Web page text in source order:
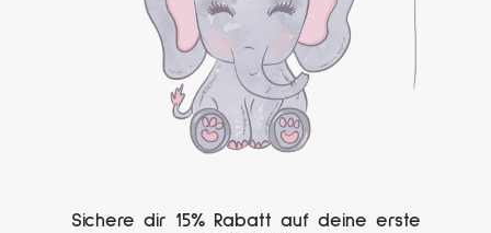
Sichere dir 15% Rabatt auf deine erste